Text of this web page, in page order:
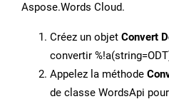
Aspose.Words Cloud.
Créez un objet Convert
convertir
Appelez la méthode
de classe WordsApi